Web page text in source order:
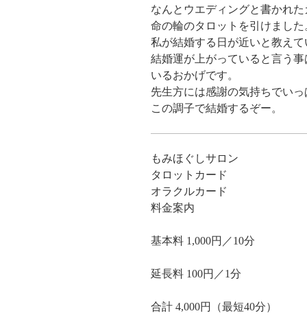
なんとウエディングと書かれ
命の輪のタロットを引けました
私が結婚する日が近いと教え
結婚運が上がっていると言う事
いるおかげです。
先生方には感謝の気持ちでい
この調子で結婚するぞー。
もみほぐしサロン
タロットカード
オラクルカード
料金案内
基本料 1,000円／10分
延長料 100円／1分
合計 4,000円（最短40分）